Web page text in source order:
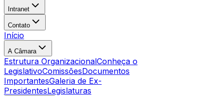
Intranet
Contato
Início
A Câmara
Estrutura OrganizacionalConheça o
LegislativoComissõesDocumentos
ImportantesGaleria de Ex-
PresidentesLegislaturas